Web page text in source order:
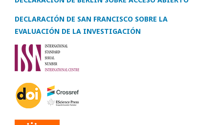
DECLARACIÓN DE SAN FRANCISCO SOBRE LA
EVALUACIÓN DE LA INVESTIGACIÓN